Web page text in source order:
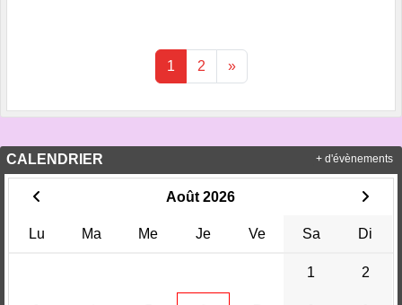
1 2 »
CALENDRIER
Août 2026
Lu Ma Me Je Ve Sa Di
1 2
+ d'évènements